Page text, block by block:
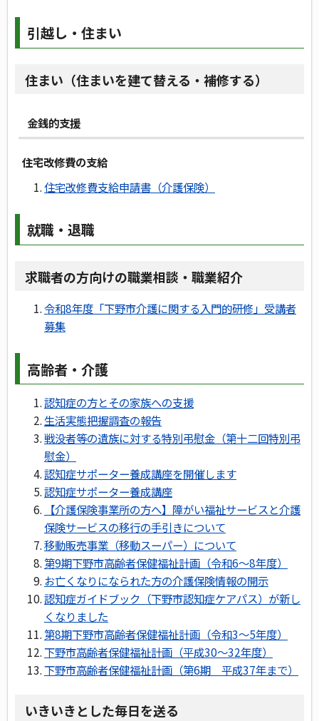
引越し・住まい
住まい（住まいを建て替える・補修する）
金銭的支援
住宅改修費の支給
住宅改修費支給申請書（介護保険）
就職・退職
求職者の方向けの職業相談・職業紹介
令和8年度「下野市介護に関する入門的研修」受講者
募集
高齢者・介護
認知症の方とその家族への支援
生活実態把握調査の報告
戦没者等の遺族に対する特別弔慰金（第十二回特別弔
慰金）
認知症サポーター養成講座を開催します
認知症サポーター養成講座
【介護保険事業所の方へ】障がい福祉サービスと介護
保険サービスの移行の手引きについて
移動販売事業（移動スーパー）について
第9期下野市高齢者保健福祉計画（令和6～8年度）
お亡くなりになられた方の介護保険情報の開示
認知症ガイドブック（下野市認知症ケアパス）が新し
くなりました
第8期下野市高齢者保健福祉計画（令和3～5年度）
下野市高齢者保健福祉計画（平成30～32年度）
下野市高齢者保健福祉計画（第6期 平成37年まで）
いきいきとした毎日を送る